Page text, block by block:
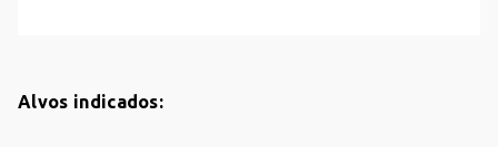
Alvos indicados: